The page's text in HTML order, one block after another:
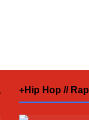
+Hip Hop // Rap